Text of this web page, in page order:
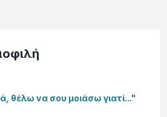
θέλω να σου μοιάσω γιατί..."